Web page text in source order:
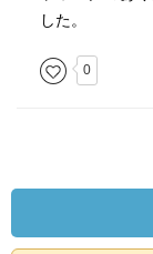
した。
0